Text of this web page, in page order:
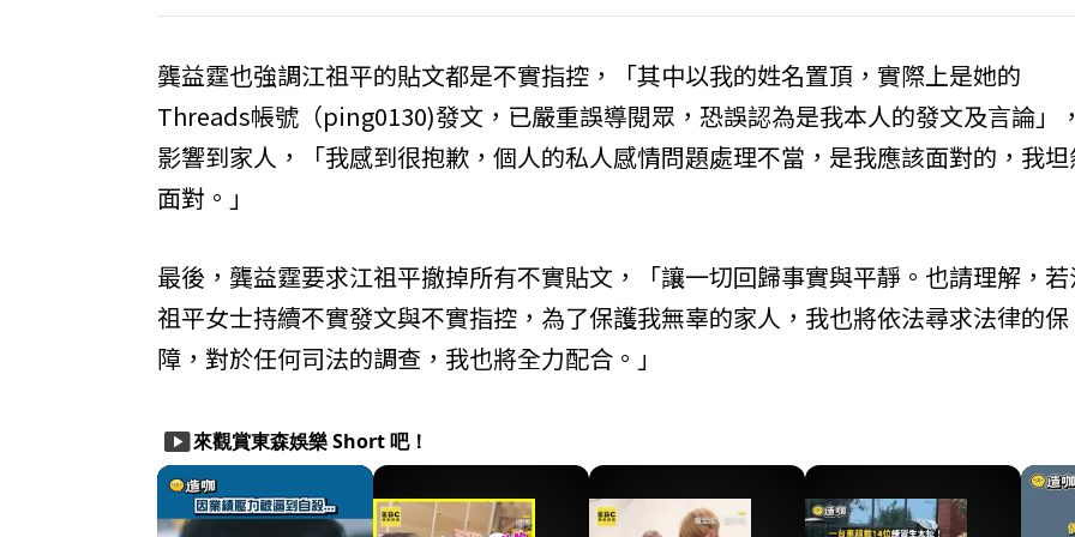
龔益霆也強調江祖平的貼文都是不實指控，「其中以我的姓名置頂，實際上是她的
Threads帳號（ping0130)發文，已嚴重誤導閱眾，恐誤認為是我本人的發文及言論」
影響到家人，「我感到很抱歉，個人的私人感情問題處理不當，是我應該面對的，我
面對。」
最後，龔益霆要求江祖平撤掉所有不實貼文，「讓一切回歸事實與平靜。也請理解，
祖平女士持續不實發文與不實指控，為了保護我無辜的家人，我也將依法尋求法律的保
障，對於任何司法的調查，我也將全力配合。」
smart_display來觀賞東森娛樂 Short 吧！